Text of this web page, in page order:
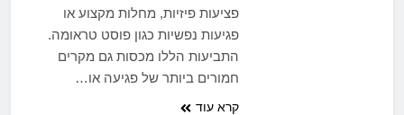
פציעות פיזיות, מחלות מקצוע או
פגיעות נפשיות כגון פוסט טראומה.
התביעות הללו מכסות גם מקרים
חמורים ביותר של פגיעה או…
קרא עוד